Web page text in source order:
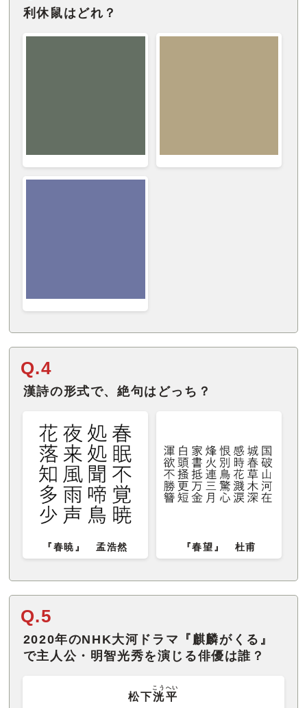
利休鼠はどれ？
Q.4
漢詩の形式で、絶句はどっち？
『春暁』 孟浩然 『春望』 杜甫
Q.5
2020年のNHK大河ドラマ『麒麟がくる』
で主人公・明智光秀を演じる俳優は誰？
松下洸平
こうへい